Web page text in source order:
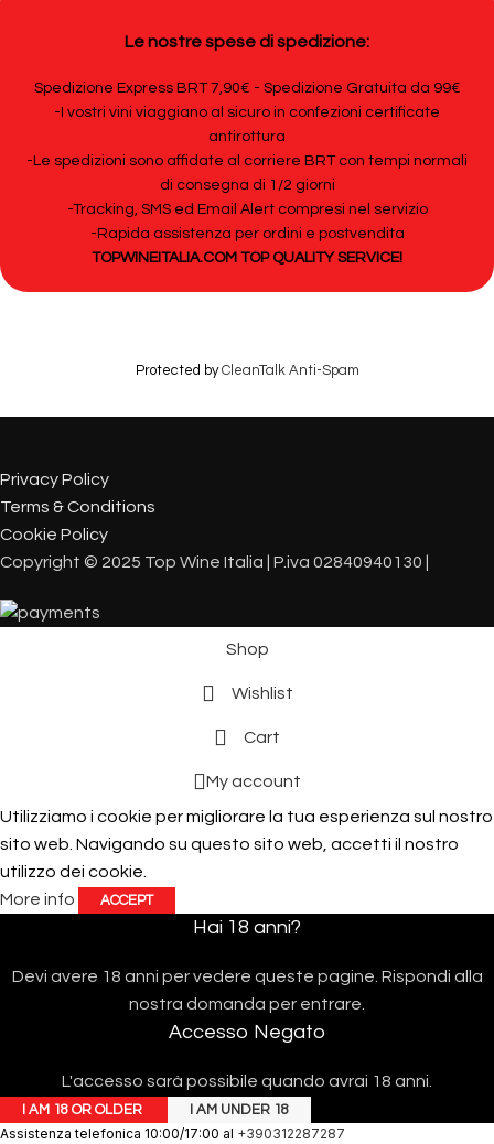
Le nostre spese di spedizione:
Spedizione Express BRT 7,90€ - Spedizione Gratuita da 99€
-I vostri vini viaggiano al sicuro in confezioni certificate
antirottura
-Le spedizioni sono affidate al corriere BRT con tempi normali
di consegna di 1/2 giorni
-Tracking, SMS ed Email Alert compresi nel servizio
-Rapida assistenza per ordini e postvendita
TOPWINEITALIA.COM TOP QUALITY SERVICE!
Protected byCleanTalk Anti-Spam
Privacy Policy
Terms & Conditions
Cookie Policy
Copyright © 2025 Top Wine Italia | P.iva 02840940130 |
Shop
Wishlist
Cart
My account
Utilizziamo i cookie per migliorare la tua esperienza sul nostro
sito web. Navigando su questo sito web, accetti il ​​nostro
utilizzo dei cookie.
More info
ACCEPT
Hai 18 anni?
Devi avere 18 anni per vedere queste pagine. Rispondi alla
nostra domanda per entrare.
Accesso Negato
L'accesso sarà possibile quando avrai 18 anni.
I AM 18 OR OLDER I AM UNDER 18
Assistenza telefonica 10:00/17:00 al +390312287287